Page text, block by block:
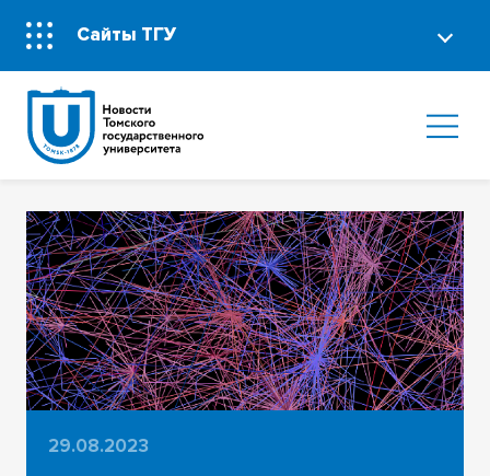
Сайты ТГУ
29.08.2023